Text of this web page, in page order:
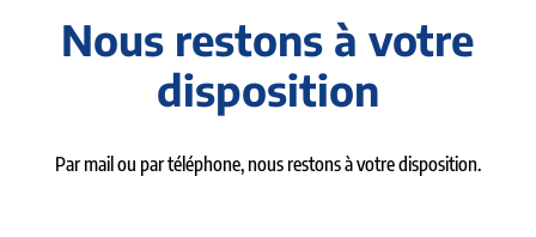
Nous restons à votre
disposition
Par mail ou par téléphone, nous restons à votre disposition.